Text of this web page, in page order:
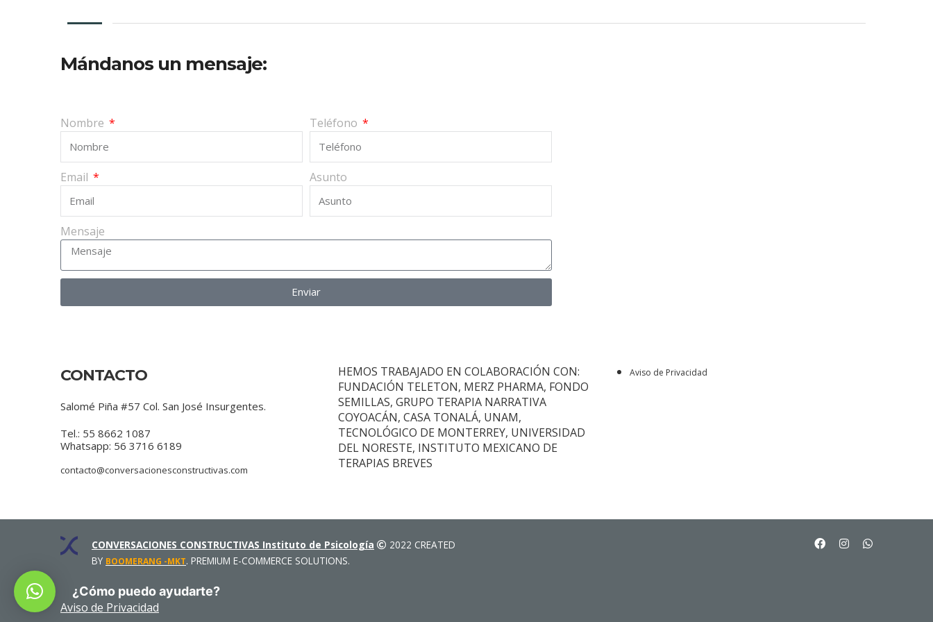
Mándanos un mensaje:
Nombre Teléfono
Email Asunto
Mensaje
Enviar
CONTACTO
Salomé Piña #57 Col. San José Insurgentes.
Tel.: 55 8662 1087
Whatsapp: 56 3716 6189
contacto@conversacionesconstructivas.com
HEMOS TRABAJADO EN COLABORACIÓN CON:
FUNDACIÓN TELETON, MERZ PHARMA, FONDO
SEMILLAS, GRUPO TERAPIA NARRATIVA
COYOACÁN, CASA TONALÁ, UNAM,
TECNOLÓGICO DE MONTERREY, UNIVERSIDAD
DEL NORESTE, INSTITUTO MEXICANO DE
TERAPIAS BREVES
Aviso de Privacidad
CONVERSACIONES CONSTRUCTIVAS Instituto de Psicología
2022 CREATED
BY BOOMERANG -MKT. PREMIUM E-COMMERCE SOLUTIONS.
Aviso de Privacidad
¿Cómo puedo ayudarte?